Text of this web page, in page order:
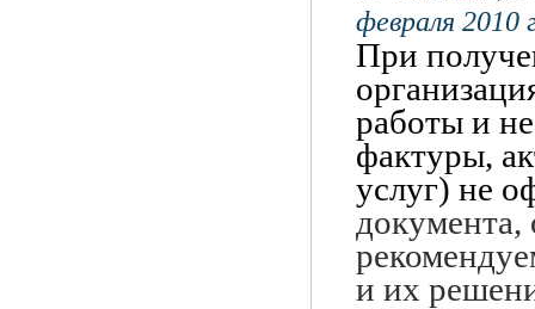
февраля
При
работы и
фактуры,
услуг) не
и их